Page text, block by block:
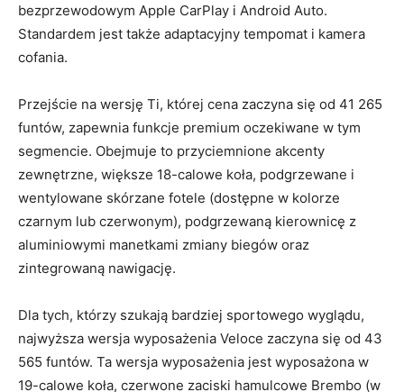
bezprzewodowym Apple CarPlay i Android Auto.
Standardem jest także adaptacyjny tempomat i kamera
cofania.
Przejście na wersję Ti, której cena zaczyna się od 41 265
funtów, zapewnia funkcje premium oczekiwane w tym
segmencie. Obejmuje to przyciemnione akcenty
zewnętrzne, większe 18-calowe koła, podgrzewane i
wentylowane skórzane fotele (dostępne w kolorze
czarnym lub czerwonym), podgrzewaną kierownicę z
aluminiowymi manetkami zmiany biegów oraz
zintegrowaną nawigację.
Dla tych, którzy szukają bardziej sportowego wyglądu,
najwyższa wersja wyposażenia Veloce zaczyna się od 43
565 funtów. Ta wersja wyposażenia jest wyposażona w
19-calowe koła, czerwone zaciski hamulcowe Brembo (w